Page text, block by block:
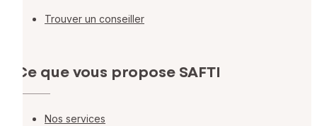
Trouver un conseiller
Ce que vous propose SAFTI
Nos services